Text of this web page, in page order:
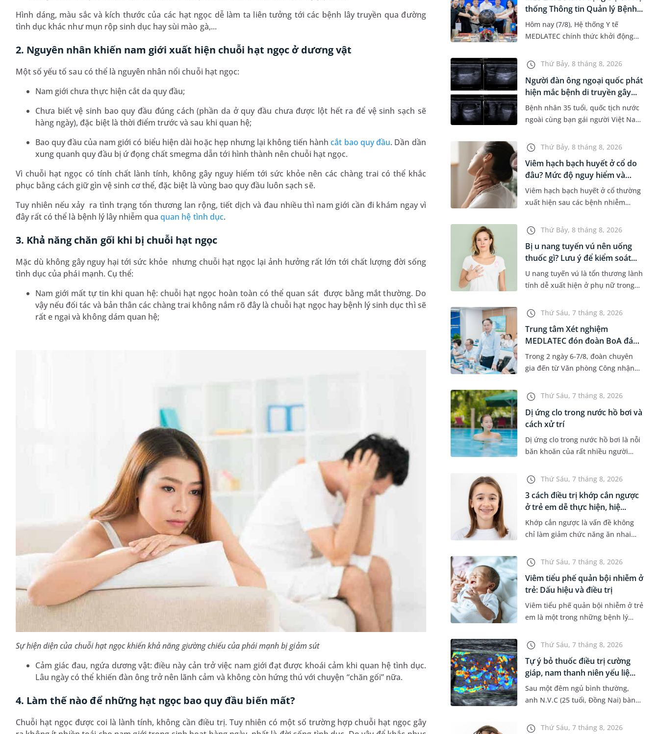
Hình dáng, màu sắc và kích thước của các hạt ngọc dễ làm ta liên tưởng tới các bệnh lây truyền qua đường
tình dục khác như mụn rộp sinh dục hay sùi mào gà,...
2. Nguyên nhân khiến nam giới xuất hiện chuỗi hạt ngọc ở dương vật
Một số yếu tố sau có thể là nguyên nhân nổi chuỗi hạt ngọc:
Nam giới chưa thực hiện cắt da quy đầu;
Chưa biết vệ sinh bao quy đầu đúng cách (phần da ở quy đầu chưa được lột hết ra để vệ sinh sạch sẽ
hàng ngày), đặc biệt là thời điểm trước và sau khi quan hệ;
Bao quy đầu của nam giới có biểu hiện dài hoặc hẹp nhưng lại không tiến hànhcắt bao quy đầu. Dần dần
xung quanh quy đầu bị ứ đọng chất smegma dẫn tới hình thành nên chuỗi hạt ngọc.
Vì chuỗi hạt ngọc có tính chất lành tính, không gây nguy hiểm tới sức khỏe nên các chàng trai có thể khắc
phục bằng cách giữ gìn vệ sinh cơ thể, đặc biệt là vùng bao quy đầu luôn sạch sẽ.
Tuy nhiên nếu xảy ra tình trạng tổn thương lan rộng, tiết dịch và đau nhiều thì nam giới cần đi khám ngay vì
đây rất có thể là bệnh lý lây nhiễm quaquan hệ tình dục.
3. Khả năng chăn gối khi bị chuỗi hạt ngọc
Mặc dù không gây nguy hại tới sức khỏe nhưng chuỗi hạt ngọc lại ảnh hưởng rất lớn tới chất lượng đời sống
tình dục của phái mạnh. Cụ thể:
Nam giới mất tự tin khi quan hệ: chuỗi hạt ngọc hoàn toàn có thể quan sát được bằng mắt thường. Do
vậy nếu đối tác và bản thân các chàng trai không nắm rõ đây là chuỗi hạt ngọc hay bệnh lý sinh dục thì sẽ
rất e ngại và không dám quan hệ;
Sự hiện diện của chuỗi hạt ngọc khiến khả năng giường chiếu của phái mạnh bị giảm sút
Cảm giác đau, ngứa dương vật: điều này cản trở việc nam giới đạt được khoái cảm khi quan hệ tình dục.
Lâu ngày có thể khiến đàn ông trở nên lãnh cảm và không còn hứng thú với chuyện “chăn gối” nữa.
4. Làm thế nào để những hạt ngọc bao quy đầu biến mất?
Chuỗi hạt ngọc được coi là lành tính, không cần điều trị. Tuy nhiên có một số trường hợp chuỗi hạt ngọc gây
thống Thông tin Quản lý Bệnh...
Hôm nay (7/8), Hệ thống Y tế
MEDLATEC chính thức khởi động
Bệnh viện (HIS - Hospital
Information System) giai đoạn mới.
Dự á...
Thứ Bảy, 8 tháng 8, 2026
Người đàn ông ngoại quốc phát
hiện mắc bệnh di truyền gây...
Bệnh nhân 35 tuổi, quốc tịch nước
ngoài cùng bạn gái người Việt Nam
hôn nhân. Qua thăm khám và làm
các xét nghiệm chuyên sâu,...
Thứ Bảy, 8 tháng 8, 2026
Viêm hạch bạch huyết ở cổ do
đâu? Mức độ nguy hiểm và
phư...
Viêm hạch bạch huyết ở cổ thường
xuất hiện sau các bệnh nhiễm
đến lao hạch hoặc ung thư. Để tìm
hiểu nguyên nhân gây viêm,...
Thứ Bảy, 8 tháng 8, 2026
Bị u nang tuyến vú nên uống
thuốc gì? Lưu ý để kiểm soát...
U nang tuyến vú là tổn thương lành
tính dễ xuất hiện ở phụ nữ trong
mắc bệnh, nhiều người thường
băn khoăn u nang tuyến v...
Thứ Sáu, 7 tháng 8, 2026
Trung tâm Xét nghiệm
MEDLATEC đón đoàn BoA đánh
giá giám...
Trong 2 ngày 6-7/8, đoàn chuyên
gia đến từ Văn phòng Công nhận
nhận và đánh giá cao nỗ lực duy trì
hệ thống quản lý chất lượ...
Thứ Sáu, 7 tháng 8, 2026
Dị ứng clo trong nước hồ bơi và
cách xử trí
Dị ứng clo trong nước hồ bơi là nỗi
băn khoăn của rất nhiều người
trường hợp thường xuyên bơi ở
những hồ bơi nhân tạo. Bài v...
Thứ Sáu, 7 tháng 8, 2026
3 cách điều trị khớp cắn ngược
ở trẻ em dễ thực hiện, hiệ...
Khớp cắn ngược là vấn đề không
chỉ làm giảm chức năng ăn nhai
đối của khuôn mặt. Do đó, cần khắc
phục sớm tình trạng này để...
Thứ Sáu, 7 tháng 8, 2026
Viêm tiểu phế quản bội nhiễm ở
trẻ: Dấu hiệu và điều trị
Viêm tiểu phế quản bội nhiễm ở trẻ
em là một trong những bệnh lý
bùng phát vào thời điểm giao mùa.
Khi những tổn thương ban đầ...
Thứ Sáu, 7 tháng 8, 2026
Tự ý bỏ thuốc điều trị cường
giáp, nam thanh niên yếu liệ...
Sau một đêm ngủ bình thường,
anh N.V.C (25 tuổi, Đồng Nai) bàng
không thể vận động đi lại được. Kết
Thứ Sáu, 7 tháng 8, 2026